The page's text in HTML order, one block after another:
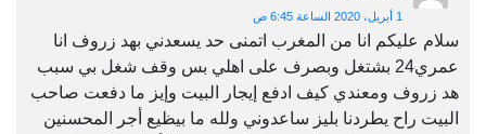
1 أبريل، 2020 الساعة 6:45 ص
سلام عليكم انا من المغرب اتمنى حد يسعدني بهد زروف انا
عمري24 بشتغل وبصرف على اهلي بس وقف شغل بي سبب
هد زروف ومعندي كيف ادفع إيجار البيت وإيز ما دفعت صاحب
البيت راح يطردنا بليز ساعدوني ولله ما بيظيع أجر المحسنين